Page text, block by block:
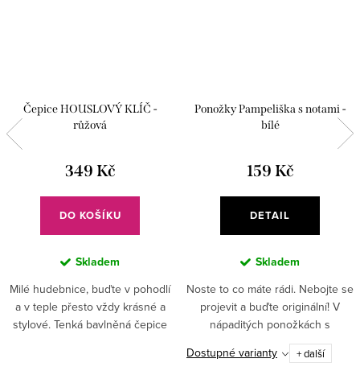
Čepice HOUSLOVÝ KLÍČ -
růžová
349 Kč
DO KOŠÍKU
Skladem
Milé hudebnice, buďte v pohodlí
a v teple přesto vždy krásné a
stylové. Tenká bavlněná čepice
Ponožky Pampeliška s notami -
bílé
159 Kč
DETAIL
Skladem
Noste to co máte rádi. Nebojte se
projevit a buďte originální! V
nápaditých ponožkách s
hudebními motivy vyniknete. ✅
Originální motiv – pampeliška s
Dostupné varianty + další